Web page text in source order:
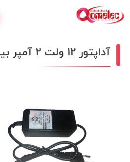
آداپتور 12 ولت 2 آمپر بین راهی 12V-2A